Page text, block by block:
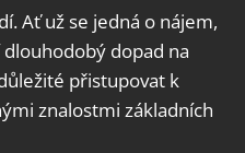
Ať už se jedná o nájem,
dopad na
přistupovat k
znalostmi základních